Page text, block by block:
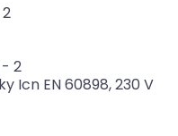
2
2
Icn EN 60898, 230 V